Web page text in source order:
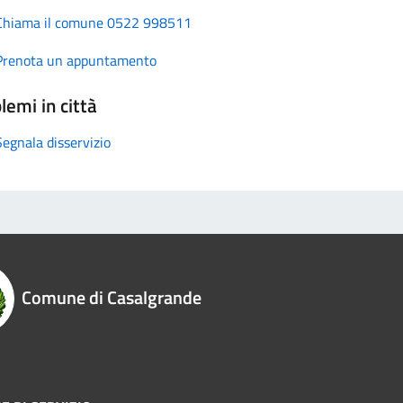
il comune 0522 998511
un appuntamento
in città
disservizio
Comune di Casalgrande